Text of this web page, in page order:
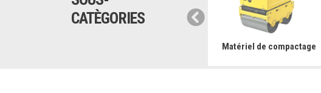
CATÈGORIES
Matériel de compactage